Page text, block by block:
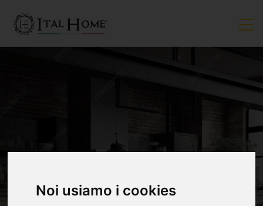
Noi usiamo i cookies
VENDUTO